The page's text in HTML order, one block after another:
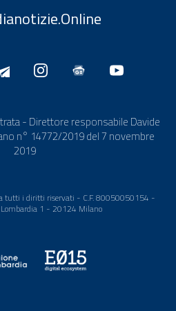
- Direttore responsabile Davide
n° 14772/2019 del 7 novembre
2019
tutti i diritti riservati - C.F. 80050050154 -
1 - 20124 Milano